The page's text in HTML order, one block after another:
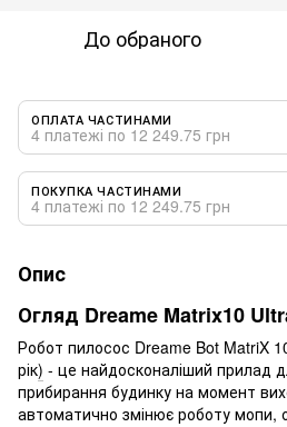
До обраного
ОПЛАТА ЧАСТИНАМИ
4 платежі по 12 249.75 грн
ПОКУПКА ЧАСТИНАМИ
4 платежі по 12 249.75 грн
Опис
Огляд Dreame Matrix10
Робот пилосос Dreame Bot MatriX
рік) - це найдосконаліший прилад
прибирання будинку на момент
автоматично змінює роботу мопи,